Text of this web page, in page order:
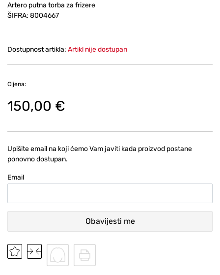
Artero putna torba za frizere
ŠIFRA: 8004667
Dostupnost artikla: Artikl nije dostupan
Cijena:
150,00 €
Upišite email na koji ćemo Vam javiti kada proizvod postane
ponovno dostupan.
Email
Obavijesti me